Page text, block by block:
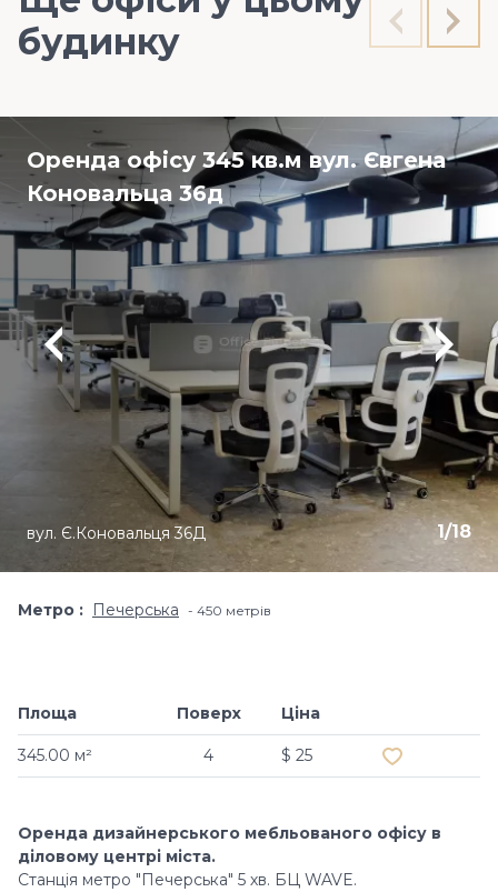
будинку
Оренда офісу 345 кв.м вул. Євгена
Коновальца 36д
1/18
вул. Є.Коновальця 36Д
Метро Печерська 450 метрів
Площа
345.00 м²
Поверх
4
Ціна
$ 25
Оренда дизайнерського мебльованого офісу в
діловому центрі міста.
Станція метро "Печерська" 5 хв. БЦ WAVE.